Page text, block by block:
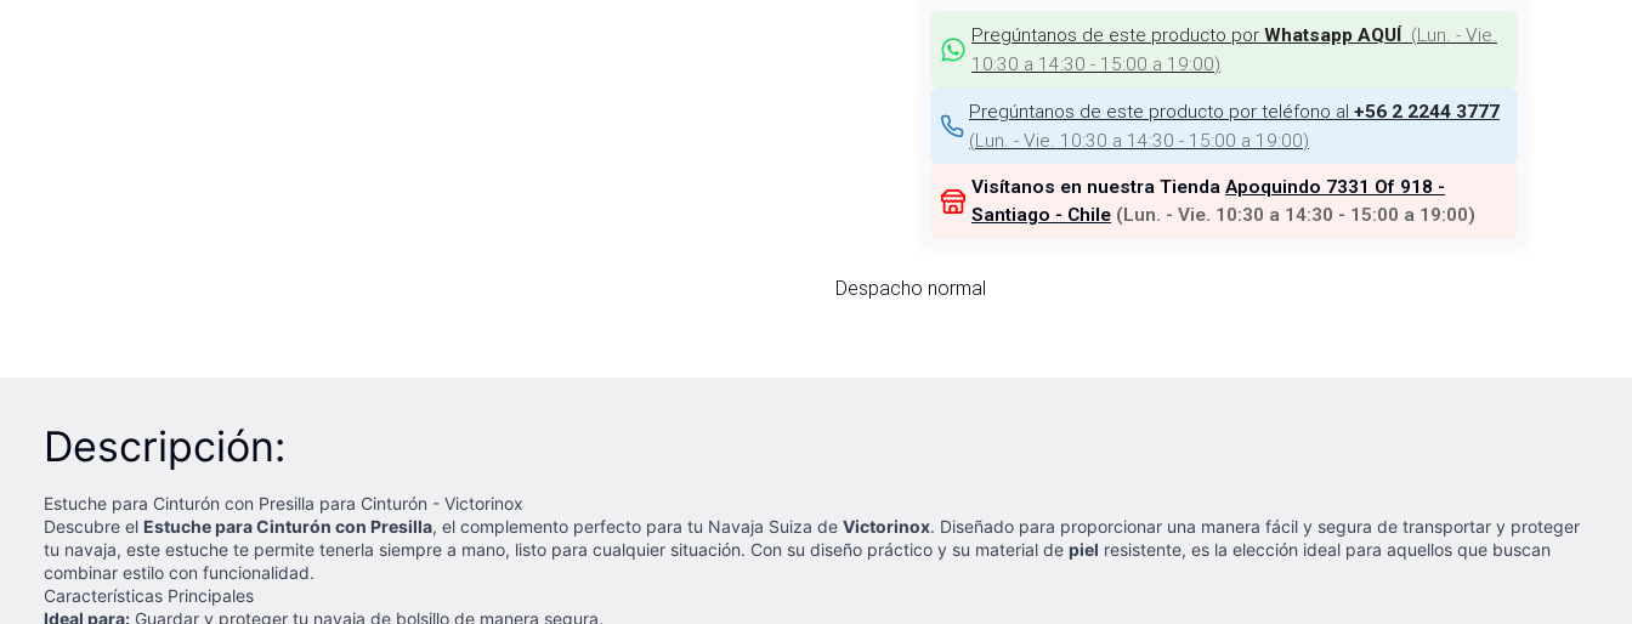
Pregúntanos de este producto por Whatsapp AQUÍ (Lun. - Vie.
10:30 a 14:30 - 15:00 a 19:00)
Pregúntanos de este producto por teléfono al +56 2 2244 3777
(Lun. - Vie. 10:30 a 14:30 - 15:00 a 19:00)
Visítanos en nuestra Tienda Apoquindo 7331 Of 918 -
Santiago - Chile (Lun. - Vie. 10:30 a 14:30 - 15:00 a 19:00)
Despacho normal
Descripción:
Estuche para Cinturón con Presilla para Cinturón - Victorinox
Descubre el Estuche para Cinturón con Presilla, el complemento perfecto para tu Navaja Suiza de Victorinox. Diseñado para proporcionar una manera fácil y segura de transportar y proteger
tu navaja, este estuche te permite tenerla siempre a mano, listo para cualquier situación. Con su diseño práctico y su material de piel resistente, es la elección ideal para aquellos que buscan
combinar estilo con funcionalidad.
Características Principales
Ideal para: Guardar y proteger tu navaja de bolsillo de manera segura.